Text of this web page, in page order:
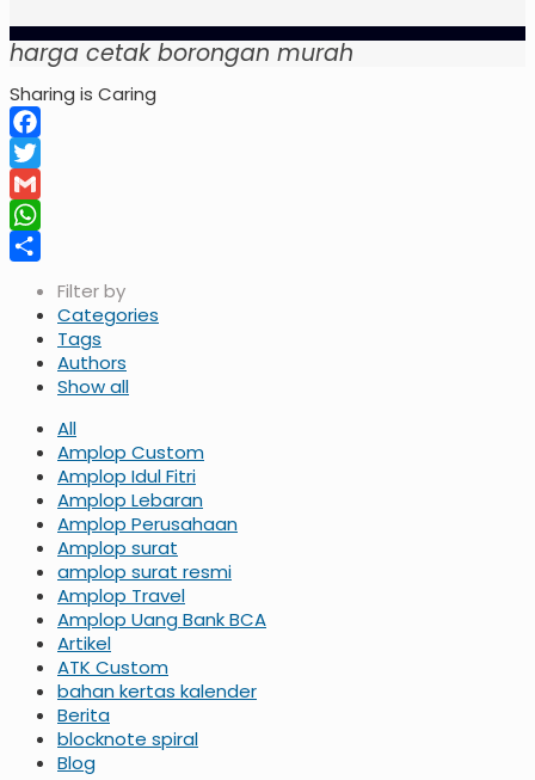
harga cetak borongan murah
Sharing is Caring
Facebook
Twitter
Gmail
WhatsApp
Filter by
Categories
Tags
Authors
Show all
All
Amplop Custom
Amplop Idul Fitri
Amplop Lebaran
Amplop Perusahaan
Amplop surat
amplop surat resmi
Amplop Travel
Amplop Uang Bank BCA
Artikel
ATK Custom
bahan kertas kalender
Berita
blocknote spiral
Blog